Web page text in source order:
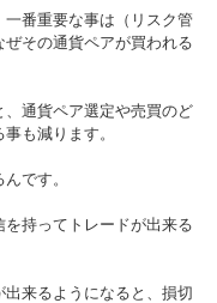
番重要な事は（リスク管
その通貨ペアが買われる
、通貨ペア選定や売買のど
も減ります。
です。
持ってトレードが出来る
来るようになると、損切